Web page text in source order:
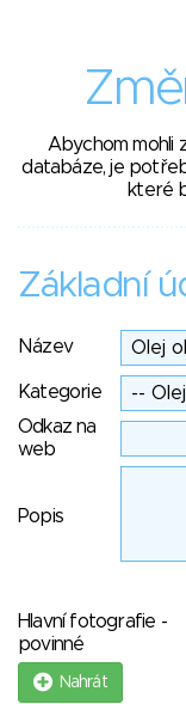
Abychom mohli
databáze, je
které
Základní
Název
Kategorie
Odkaz na
web
Popis
Hlavní fotografie -
povinné
Nahrát